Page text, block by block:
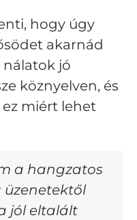
hogy úgy
akarnád
jó
köznyelven, és
miért lehet
a hangzatos
jól eltalált